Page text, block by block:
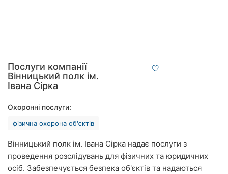
Всі
міста:
Хмельницький
Послуги компанії
Вінницький полк ім.
Івана Сірка
Охоронні послуги:
фізична охорона об'єктів
Вінницький полк ім. Івана Сірка надає послуги з
проведення розслідувань для фізичних та юридичних
осіб. Забезпечується безпека об'єктів та надаються